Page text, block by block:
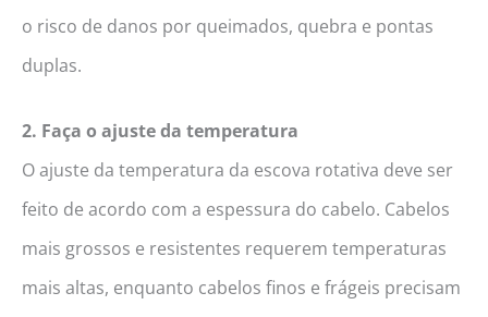
o risco de danos por queimados, quebra e pontas
duplas.
2. Faça o ajuste da temperatura
O ajuste da temperatura da escova rotativa deve ser
feito de acordo com a espessura do cabelo. Cabelos
mais grossos e resistentes requerem temperaturas
mais altas, enquanto cabelos finos e frágeis precisam